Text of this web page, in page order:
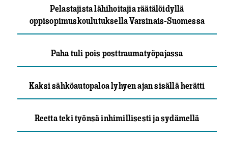
Pelastajista lähihoitajia räätälöidyllä
oppisopimuskoulutuksella Varsinais-Suomessa
Paha tuli pois posttraumatyöpajassa
Kaksi sähköautopaloa lyhyen ajan sisällä herätti
Reetta teki työnsä inhimillisesti ja sydämellä